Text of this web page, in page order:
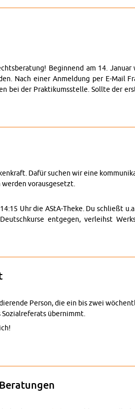
Be­gin­nend am 14.
Nach einer An­mel­dung per E-Mail
bei der Prak­tikumsstelle. Sollte der
Dafür suchen wir eine
wer­den vo­raus­ge­setzt.
Uhr die AStA-Theke. Du schließt
ent­ge­gen, ver­leihst
Per­son, die ein bis zwei
übern­immt.